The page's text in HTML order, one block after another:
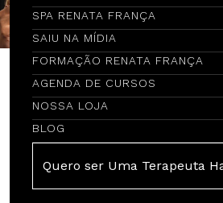
SPA RENATA FRANÇA
SAIU NA MÍDIA
FORMAÇÃO RENATA FRANÇA
AGENDA DE CURSOS
NOSSA LOJA
BLOG
Quero ser Uma Terapeuta
Encontre por
COMPRE NA